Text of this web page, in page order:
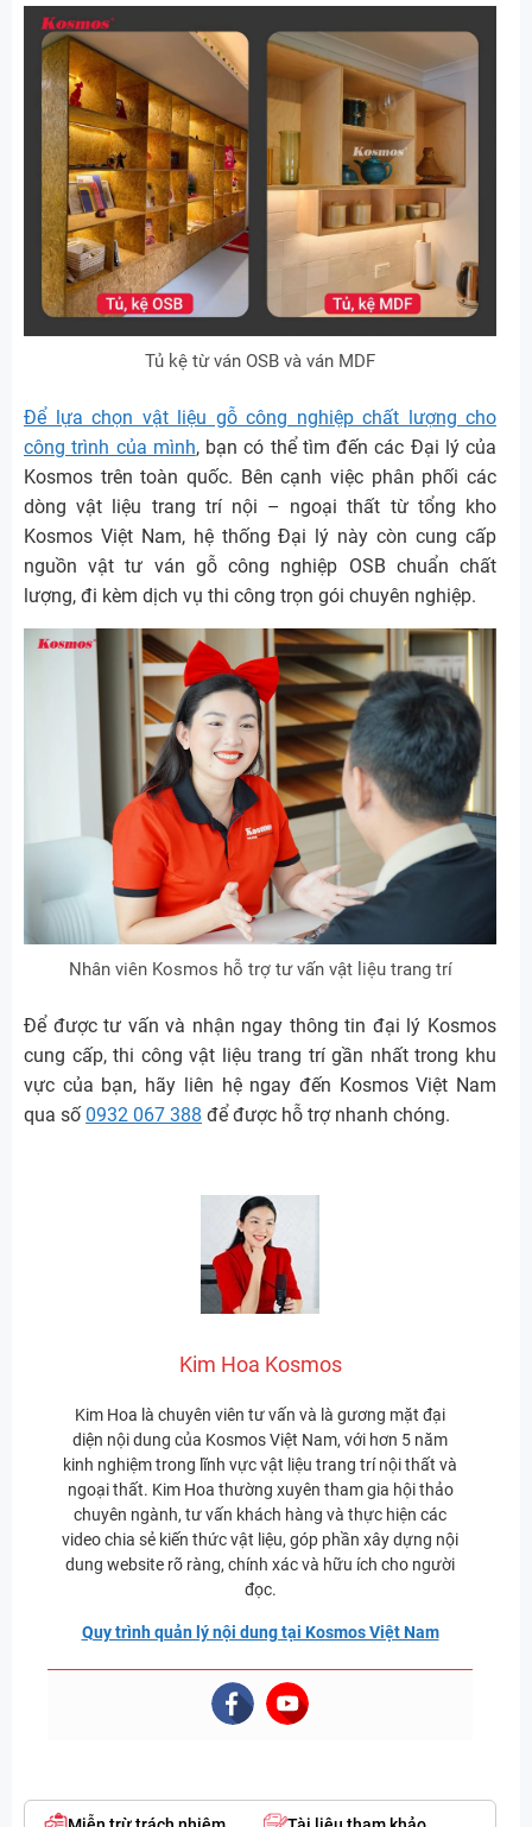
Tủ kệ từ ván OSB và ván MDF
Để lựa chọn vật liệu gỗ công nghiệp chất lượng cho
công trình của mình, bạn có thể tìm đến các Đại lý của
Kosmos trên toàn quốc. Bên cạnh việc phân phối các
dòng vật liệu trang trí nội – ngoại thất từ tổng kho
Kosmos Việt Nam, hệ thống Đại lý này còn cung cấp
nguồn vật tư ván gỗ công nghiệp OSB chuẩn chất
lượng, đi kèm dịch vụ thi công trọn gói chuyên nghiệp.
Nhân viên Kosmos hỗ trợ tư vấn vật liệu trang trí
Để được tư vấn và nhận ngay thông tin đại lý Kosmos
cung cấp, thi công vật liệu trang trí gần nhất trong khu
vực của bạn, hãy liên hệ ngay đến Kosmos Việt Nam
qua số 0932 067 388 để được hỗ trợ nhanh chóng.
Kim Hoa Kosmos
Kim Hoa là chuyên viên tư vấn và là gương mặt đại
diện nội dung của Kosmos Việt Nam, với hơn 5 năm
kinh nghiệm trong lĩnh vực vật liệu trang trí nội thất và
ngoại thất. Kim Hoa thường xuyên tham gia hội thảo
chuyên ngành, tư vấn khách hàng và thực hiện các
video chia sẻ kiến thức vật liệu, góp phần xây dựng nội
dung website rõ ràng, chính xác và hữu ích cho người
đọc.
Quy trình quản lý nội dung tại Kosmos Việt Nam